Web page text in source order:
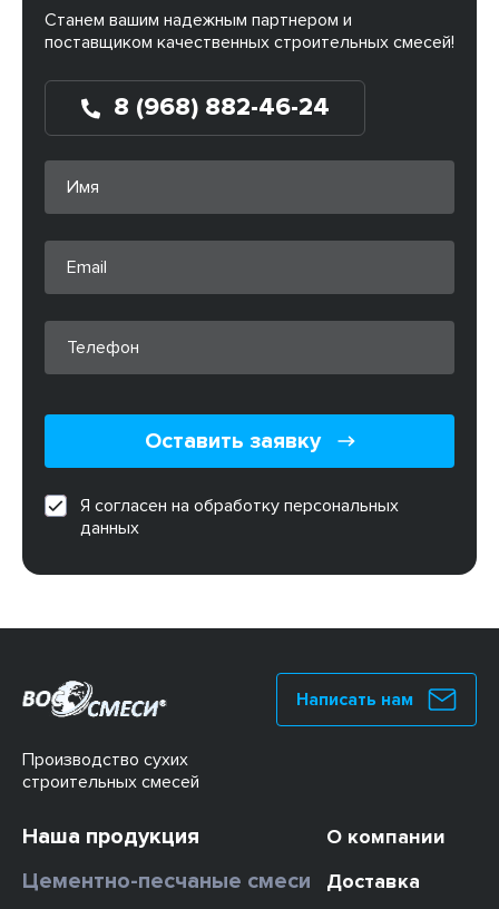
Станем вашим надежным партнером и
поставщиком качественных строительных смесей!
8 (968) 882-46-24
Оставить заявку
Я согласен на обработку персональных
данных
Производство сухих
строительных смесей
Написать нам
Наша продукция
Цементно-песчаные смеси
О компании
Доставка